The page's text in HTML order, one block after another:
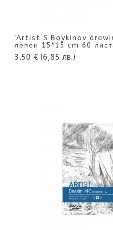
'Artist S.Boykinov
лепен 15*15 cm 60
3.50 € (6,85 лв.)